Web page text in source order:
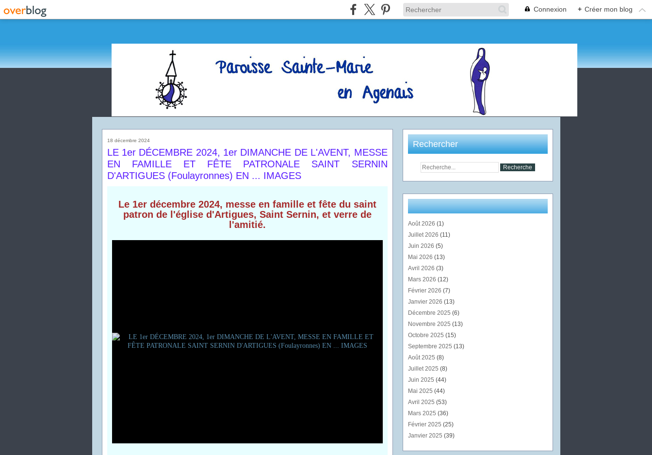
Connexion + Créer mon blog
18 décembre 2024
LE 1er DÉCEMBRE 2024, 1er DIMANCHE DE L'AVENT, MESSE
EN FAMILLE ET FÊTE PATRONALE SAINT SERNIN
D'ARTIGUES (Foulayronnes) EN ... IMAGES
Le 1er décembre 2024, messe en famille et fête du saint
patron de l'église d'Artigues, Saint Sernin, et verre de
l'amitié.
Rechercher
Août 2026 (1)
Juillet 2026 (11)
Juin 2026 (5)
Mai 2026 (13)
Avril 2026 (3)
Mars 2026 (12)
Février 2026 (7)
Janvier 2026 (13)
Décembre 2025 (6)
Novembre 2025 (13)
Octobre 2025 (15)
Septembre 2025 (13)
Août 2025 (8)
Juillet 2025 (8)
Juin 2025 (44)
Mai 2025 (44)
Avril 2025 (53)
Mars 2025 (36)
Février 2025 (25)
Janvier 2025 (39)